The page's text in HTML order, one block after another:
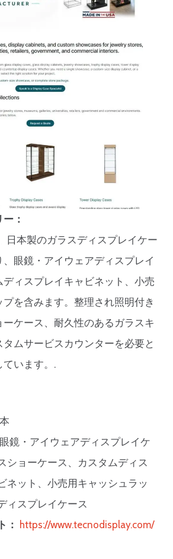
：
日本製のガラスディスプレイケー
、眼鏡・アイウェアディスプレイ
ィスプレイキャビネット、小売
を含みます。整理され照明付き
ケース、耐久性のあるガラスキ
ムサービスカウンターを必要と
います。.
眼鏡・アイウェアディスプレイケ
ショーケース、カスタムディス
ネット、小売用キャッシュラッ
ィスプレイケース
： https://www.tecnodisplay.com/